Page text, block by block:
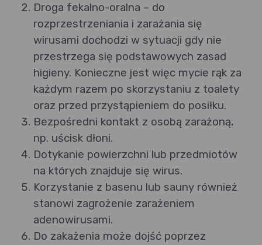
Droga fekalno-oralna – do
rozprzestrzeniania i zarażania się
wirusami dochodzi w sytuacji gdy nie
przestrzega się podstawowych zasad
higieny. Konieczne jest więc mycie rąk za
każdym razem po skorzystaniu z toalety
oraz przed przystąpieniem do posiłku.
Bezpośredni kontakt z osobą zarażoną,
np. uścisk dłoni.
Dotykanie powierzchni lub przedmiotów
na których znajduje się wirus.
Korzystanie z basenu lub sauny również
stanowi zagrożenie zarażeniem
adenowirusami.
Do zakażenia może dojść poprzez